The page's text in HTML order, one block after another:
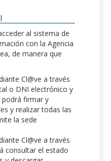
al sistema de
con la Agencia
de manera que
Cl@ve a través
o DNI electrónico y
podrá firmar y
y realizar todas las
la sede
Cl@ve a través
consultar el estado